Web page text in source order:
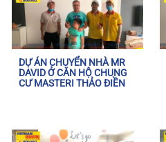
DỰ ÁN CHUYỂN NHÀ MR
DAVID Ở CĂN HỘ CHUNG
CƯ MASTERI THẢO ĐIỀN